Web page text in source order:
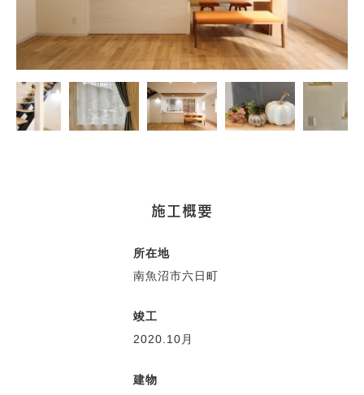
施工概要
所在地
南魚沼市六日町
竣工
2020.10月
建物